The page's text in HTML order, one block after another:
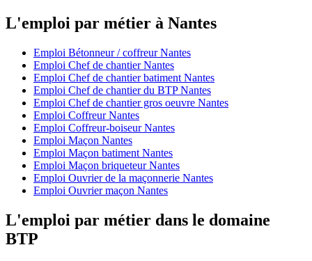
L'emploi par métier à Nantes
Emploi Bétonneur / coffreur Nantes
Emploi Chef de chantier Nantes
Emploi Chef de chantier batiment Nantes
Emploi Chef de chantier du BTP Nantes
Emploi Chef de chantier gros oeuvre Nantes
Emploi Coffreur Nantes
Emploi Coffreur-boiseur Nantes
Emploi Maçon Nantes
Emploi Maçon batiment Nantes
Emploi Maçon briqueteur Nantes
Emploi Ouvrier de la maçonnerie Nantes
Emploi Ouvrier maçon Nantes
L'emploi par métier dans le domaine
BTP